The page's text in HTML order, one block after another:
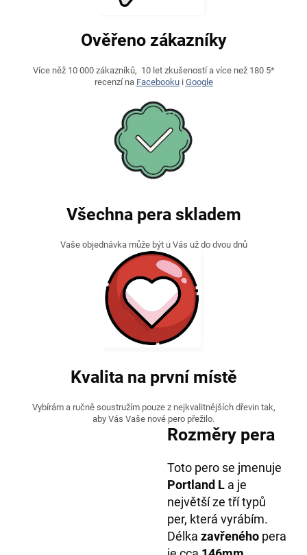
Ověřeno zákazníky
Více něž 10 000 zákazníků, 10 let zkušeností a více než 180 5*
recenzí na Facebookui Google
Všechna pera skladem
Vaše objednávka může být u Vás už do dvou dnů
Kvalita na první místě
Vybírám a ručně soustružím pouze z nejkvalitnějších dřevin tak,
aby Vás Vaše nové pero přežilo.
Rozměry pera
Toto pero se jmenuje
Portland L a je
největší ze tří typů
per, která vyrábím.
Délka zavřeného pera